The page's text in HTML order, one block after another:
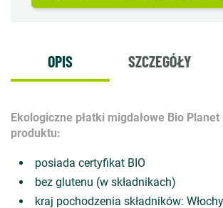
OPIS SZCZEGÓŁY
Ekologiczne płatki migdałowe Bio Planet
produktu:
posiada certyfikat BIO
bez glutenu (w składnikach)
kraj pochodzenia składników: Włochy